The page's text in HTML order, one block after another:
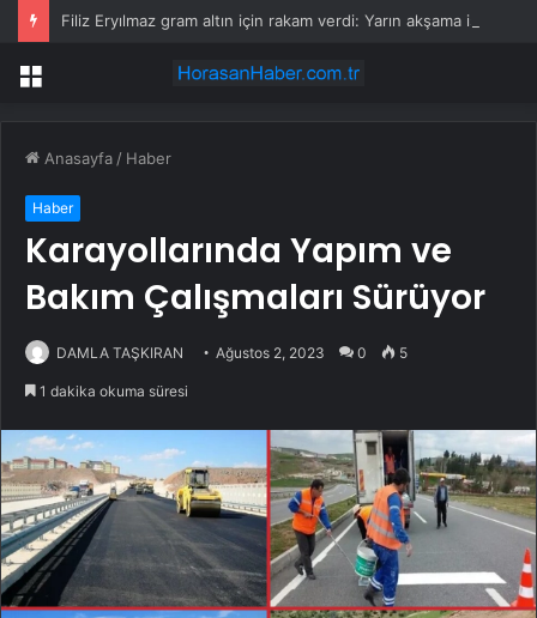
Menü
Anasayfa / Haber
Haber
Karayollarında Yapım ve
Bakım Çalışmaları Sürüyor
DAMLA TAŞKIRAN Ağustos 2, 2023 0 5
1 dakika okuma süresi